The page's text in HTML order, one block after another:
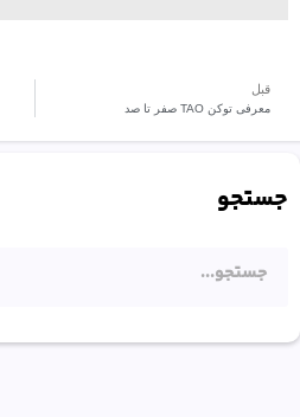
قبل
معرفی توکن TAO صفر تا صد
جستجو